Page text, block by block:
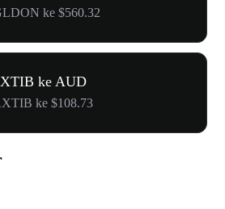
ke $560.32
ke AUD
ke $108.73